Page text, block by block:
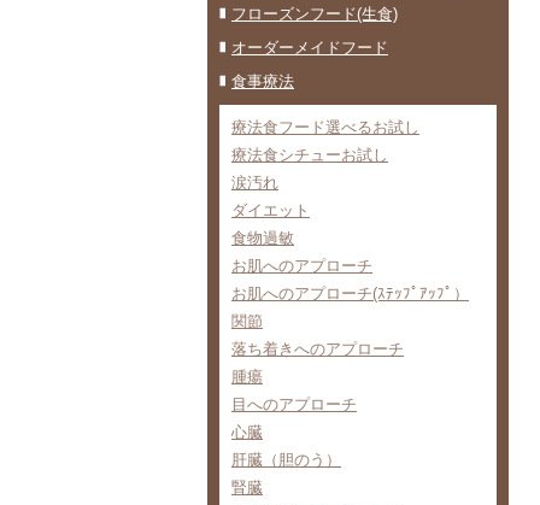
フローズンフード(生食)
オーダーメイドフード
食事療法
療法食フード選べるお試し
療法食シチューお試し
涙汚れ
ダイエット
食物過敏
お肌へのアプローチ
お肌へのアプローチ(ｽﾃｯﾌﾟｱｯﾌﾟ）
関節
落ち着きへのアプローチ
腫瘍
目へのアプローチ
心臓
肝臓（胆のう）
腎臓